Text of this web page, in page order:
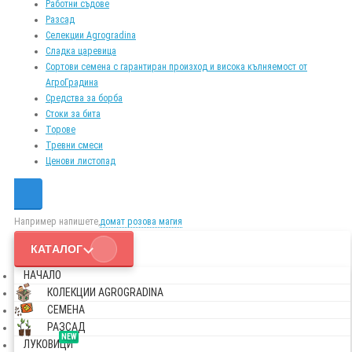
Работни съдове
Разсад
Селекции Agrogradina
Сладка царевица
Сортови семена с гарантиран произход и висока кълняемост от
АгроГрадина
Средства за борба
Стоки за бита
Торове
Тревни смеси
Ценови листопад
Например напишете,домат розова магия
КАТАЛОГ
НАЧАЛО
КОЛЕКЦИИ AGROGRADINA
СЕМЕНА
РАЗСАД
NEW
ЛУКОВИЦИ